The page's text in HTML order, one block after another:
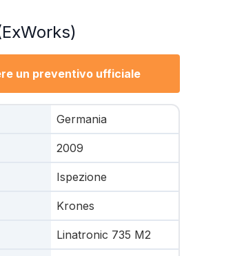
un preventivo ufficiale
Germania
2009
Ispezione
Krones
Linatronic 735 M2